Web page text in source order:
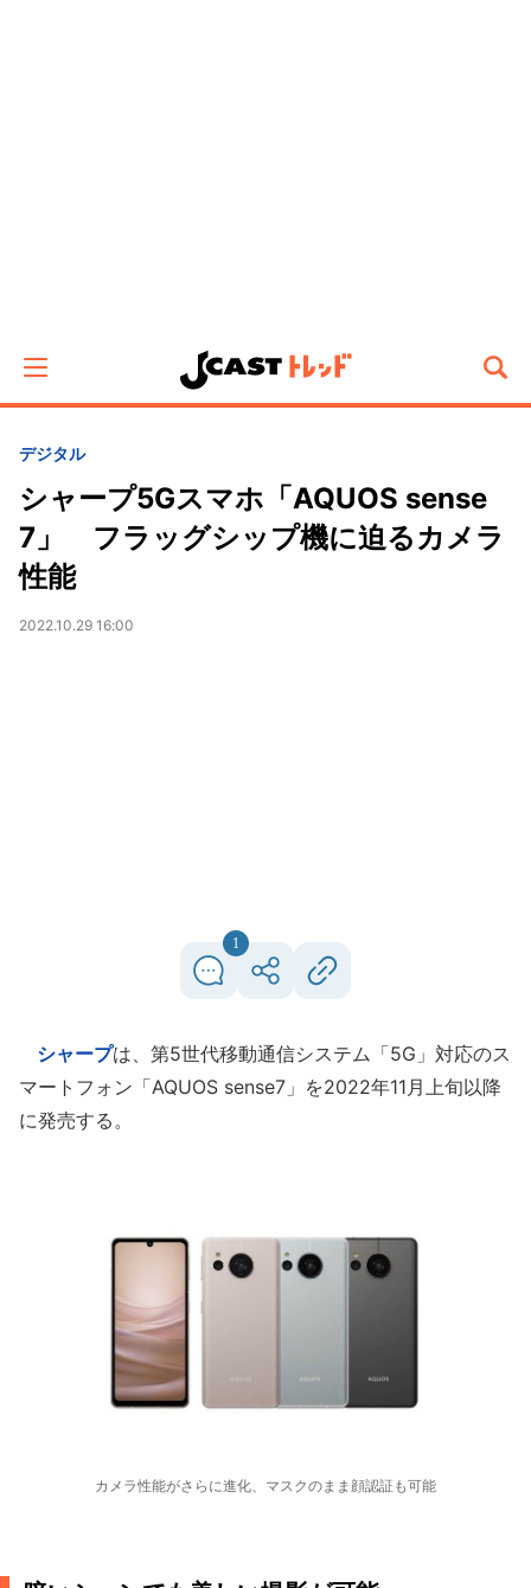
デジタル
シャープ5Gスマホ「AQUOS sense
7」 フラッグシップ機に迫るカメラ
性能
2022.10.29 16:00
1
シャープは、第5世代移動通信システム「5G」対応のス
マートフォン「AQUOS sense7」を2022年11月上旬以降
に発売する。
カメラ性能がさらに進化、マスクのまま顔認証も可能